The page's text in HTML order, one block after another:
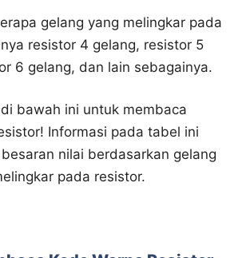
gelang yang melingkar pada
resistor 4 gelang, resistor 5
6 gelang, dan lain sebagainya.
bawah ini untuk membaca
Informasi pada tabel ini
nilai berdasarkan gelang
pada resistor.